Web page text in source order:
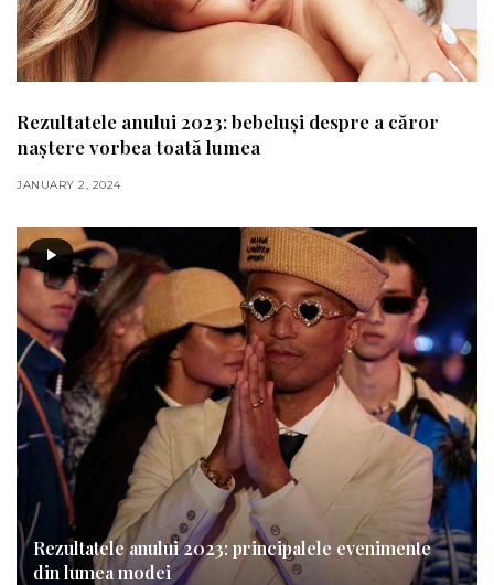
Rezultatele anului 2023: bebeluși despre a căror
naștere vorbea toată lumea
JANUARY 2, 2024
Rezultatele anului 2023: principalele evenimente
din lumea modei